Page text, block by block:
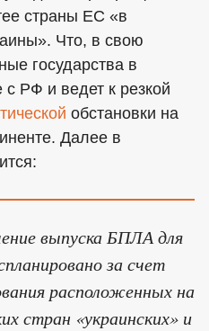
страны ЕС «в
Что, в свою
государства в
с РФ и ведет к резкой
обстановки на
Далее в
выпуска БПЛА для
за счет
расположенных на
стран «украинских» и